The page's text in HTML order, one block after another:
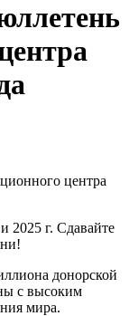
2025 г. Сдавайте
донорской
с высоким
мира.